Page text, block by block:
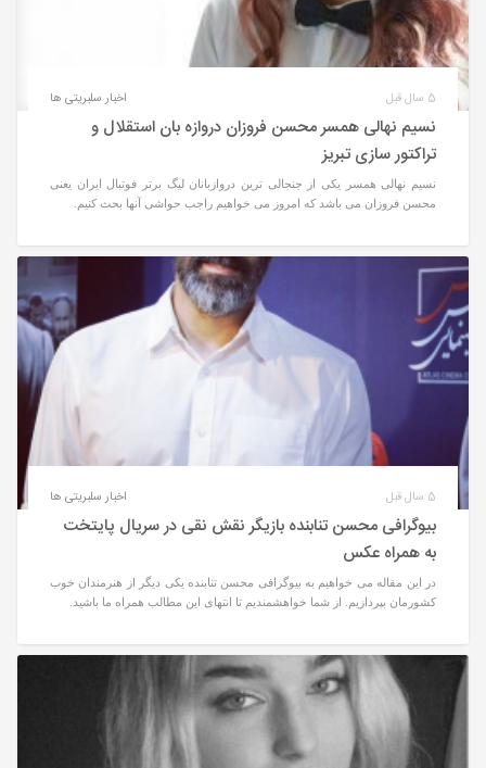
اخبار سلبریتی ها 5 سال قبل
نسیم نهالی همسر محسن فروزان دروازه بان استقلال و
تراکتور سازی تبریز
نسیم نهالی همسر یکی از جنجالی ترین دروازبانان لیگ برتر فوتبال ایران یعنی
محسن فروزان می باشد که امروز می خواهیم راجب حواشی آنها بحث کنیم.
اخبار سلبریتی ها 5 سال قبل
بیوگرافی محسن تنابنده بازیگر نقش نقی در سریال پایتخت
به همراه عکس
در این مقاله می خواهیم به بیوگرافی محسن تنابنده یکی دیگر از هنرمندان خوب
کشورمان بپردازیم. از شما خواهشمندیم تا انتهای این مطالب همراه ما باشید.